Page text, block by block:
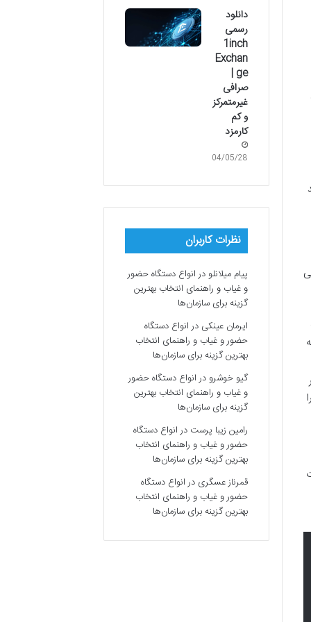
دانلود
رسمی
1inch
Exchan
ge |
صرافی
غیرمتمرکز
و کم
کارمزد
04/05/28
نظرات کاربران
پیام میلانلو درانواع دستگاه حضور
و غیاب و راهنمای انتخاب بهترین
گزینه برای سازمان‌ها
ایرمان عینکی درانواع دستگاه
حضور و غیاب و راهنمای انتخاب
بهترین گزینه برای سازمان‌ها
گیو خوشرو درانواع دستگاه حضور
و غیاب و راهنمای انتخاب بهترین
گزینه برای سازمان‌ها
رامین زیبا پرست درانواع دستگاه
حضور و غیاب و راهنمای انتخاب
بهترین گزینه برای سازمان‌ها
قمرناز عسگری درانواع دستگاه
حضور و غیاب و راهنمای انتخاب
بهترین گزینه برای سازمان‌ها